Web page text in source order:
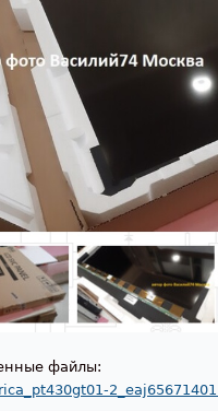
файлы: